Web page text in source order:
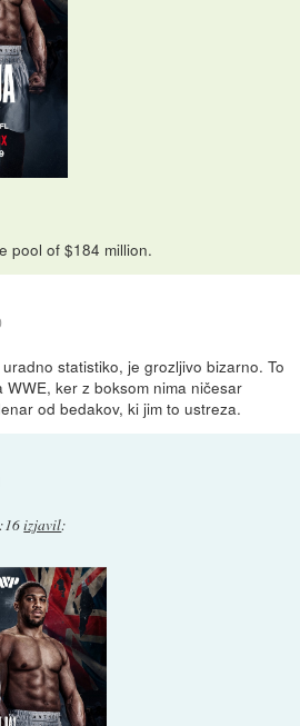
pool of $184 million.
statistiko, je grozljivo bizarno. To
ker z boksom nima ničesar
od bedakov, ki jim to ustreza.
izjavil: